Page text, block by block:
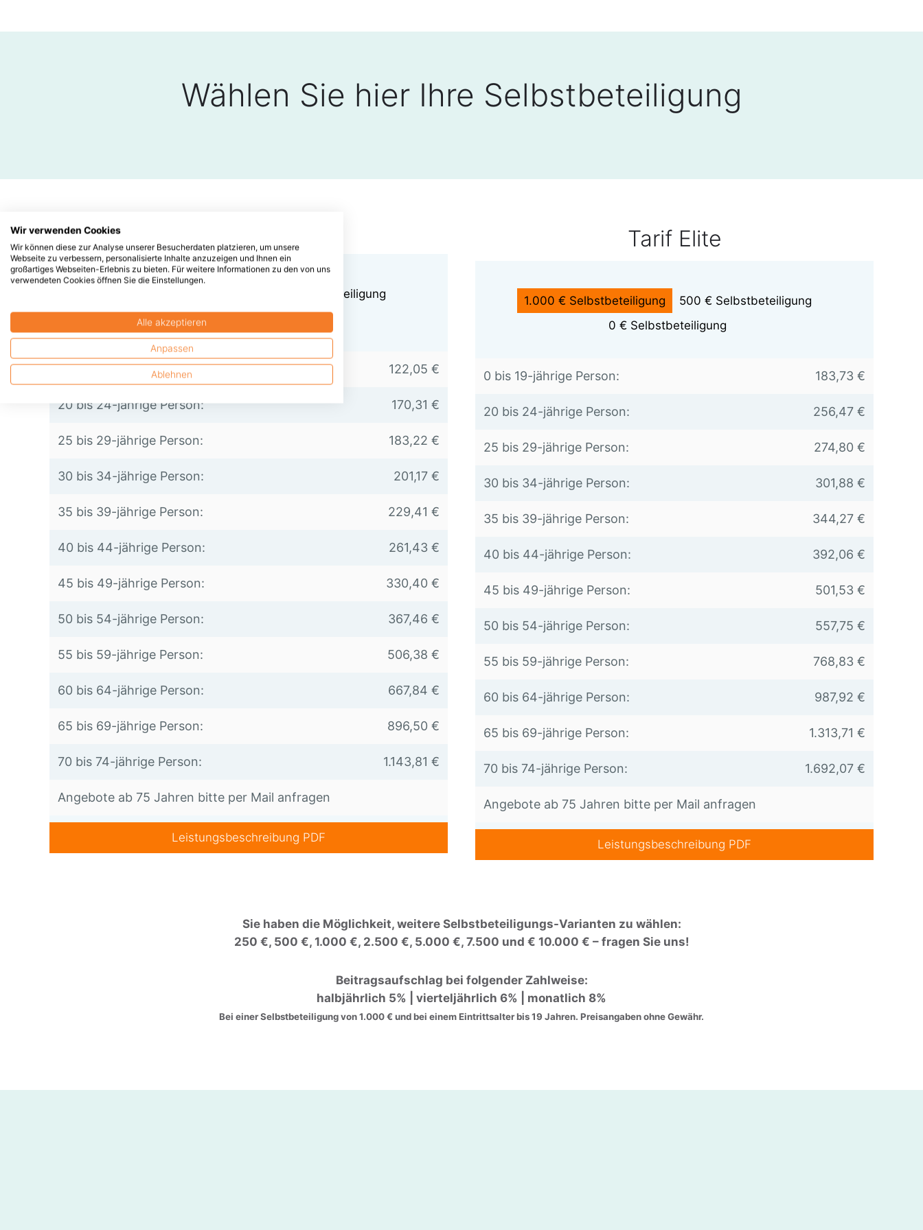
Wählen Sie hier Ihre Selbstbeteiligung
Tarif Premium
500 € Selbstbeteiligung
0 € Selbstbeteiligung
0 bis 19-jährige Person: 122,05 €
20 bis 24-jährige Person: 170,31 €
25 bis 29-jährige Person: 183,22 €
30 bis 34-jährige Person: 201,17 €
35 bis 39-jährige Person: 229,41 €
40 bis 44-jährige Person: 261,43 €
45 bis 49-jährige Person: 330,40 €
50 bis 54-jährige Person: 367,46 €
55 bis 59-jährige Person: 506,38 €
60 bis 64-jährige Person: 667,84 €
65 bis 69-jährige Person: 896,50 €
70 bis 74-jährige Person: 1.143,81 €
Angebote ab 75 Jahren bitte per Mail anfragen
Leistungsbeschreibung PDF
Tarif Elite
1.000 € Selbstbeteiligung
500 € Selbstbeteiligung
0 € Selbstbeteiligung
0 bis 19-jährige Person: 183,73 €
20 bis 24-jährige Person: 256,47 €
25 bis 29-jährige Person: 274,80 €
30 bis 34-jährige Person: 301,88 €
35 bis 39-jährige Person: 344,27 €
40 bis 44-jährige Person: 392,06 €
45 bis 49-jährige Person: 501,53 €
50 bis 54-jährige Person: 557,75 €
55 bis 59-jährige Person: 768,83 €
60 bis 64-jährige Person: 987,92 €
65 bis 69-jährige Person: 1.313,71 €
70 bis 74-jährige Person: 1.692,07 €
Angebote ab 75 Jahren bitte per Mail anfragen
Leistungsbeschreibung PDF
Sie haben die Möglichkeit, weitere Selbstbeteiligungs-Varianten zu wählen:
250 €, 500 €, 1.000 €, 2.500 €, 5.000 €, 7.500 und € 10.000 € – fragen Sie uns!
Beitragsaufschlag bei folgender Zahlweise:
halbjährlich 5% | vierteljährlich 6% | monatlich 8%
Bei einer Selbstbeteiligung von 1.000 € und bei einem Eintrittsalter bis 19 Jahren. Preisangaben ohne Gewähr.
Wir verwenden Cookies
Wir können diese zur Analyse unserer Besucherdaten platzieren, um unsere
Webseite zu verbessern, personalisierte Inhalte anzuzeigen und Ihnen ein
großartiges Webseiten-Erlebnis zu bieten. Für weitere Informationen zu den von uns
verwendeten Cookies öffnen Sie die Einstellungen.
Alle akzeptieren
Anpassen
Ablehnen